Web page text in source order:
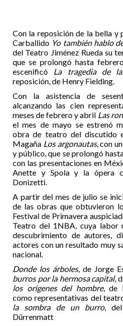
Con la reposición de la bella y
Carballido Yo también hablo
del Teatro Jiménez Rueda su
que se prolongó hasta
escenificó La tragedia de
reposición, de Henry Fielding.
Con la asistencia de
alcanzando las cien
meses de febrero y abril Las
el mes de mayo se estrenó
obra de teatro del discutido
Magaña Los argonautas, con
y público, que se prolongó
con las presentaciones en
Anette y Spola y la ópera
Donizetti.
A partir del mes de julio se
de las obras que obtuvieron
Festival de Primavera
Teatro del 1NBA, cuya labor
descubrimiento de autores,
actores con un resultado muy
nacional.
Donde los árboles, de Jorge
burros por la hermosa capital,
los orígenes del hombre, de
como representativas del
la sombra de un burro,
Dürrenmatt